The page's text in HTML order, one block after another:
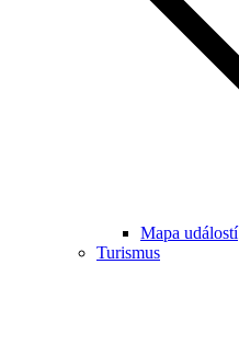
Mapa událostí
Turismus